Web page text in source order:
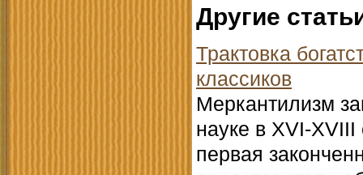
Другие
Трактовка
классиков
Меркантилизм
науке в ХVI-ХVIII
первая